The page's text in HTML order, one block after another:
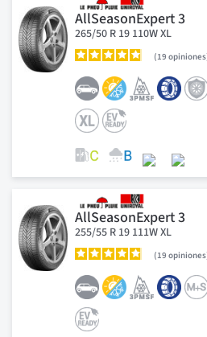
AllSeasonExpert 3
265/50 R 19 110W XL
19 opiniones
AllSeasonExpert 3
255/55 R 19 111W XL
19 opiniones